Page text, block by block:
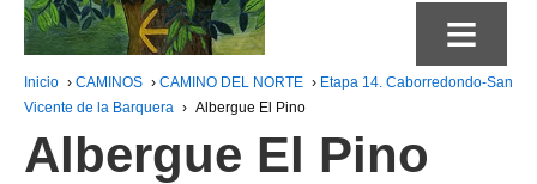
≡
Inicio › CAMINOS › CAMINO DEL NORTE › Etapa 14. Caborredondo-San
Vicente de la Barquera › Albergue El Pino
Albergue El Pino